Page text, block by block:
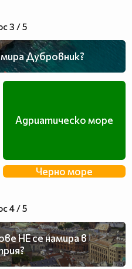
3 / 5
Дубровник?
Адриатическо море
Черно море
4 / 5
НЕ се намира в